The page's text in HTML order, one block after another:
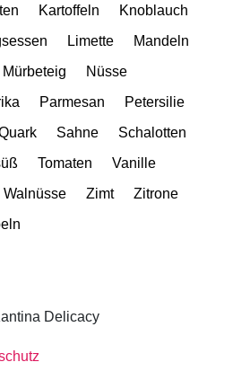
Kartoffeln
Knoblauch
Limette
Mandeln
Mürbeteig
Nüsse
Parmesan
Petersilie
Sahne
Schalotten
Tomaten
Vanille
Walnüsse Zimt
Zitrone
Delicacy